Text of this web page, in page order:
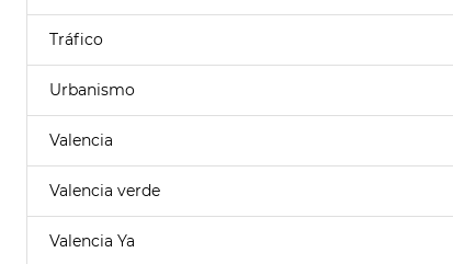
Tráfico
Urbanismo
Valencia
Valencia verde
Valencia Ya